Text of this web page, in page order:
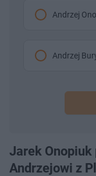
Andrzej
Andrzej
Jarek
Andrzejowi z